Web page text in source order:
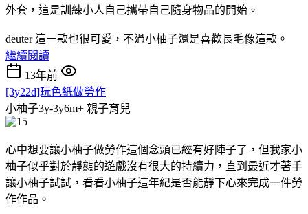
外套，這是訓練小人自己攜帶自己隨身物品的開始。
deuter 這ㄧ款也很可愛，不過小柚子還是喜歡長毛像這款。
繼續閱讀
13年前
[3y22d]玩色紙做勞作
小柚子3y-3y6m+ 親子育兒
心中想要讓小柚子做勞作這個念頭已經有好陣子了，但我家小
柚子似乎對於靜態的遊戲沒有很大的持續力，直到最近才著手
讓小柚子試試，看看小柚子這年紀是否能靜下心來完成一件勞
作作品。